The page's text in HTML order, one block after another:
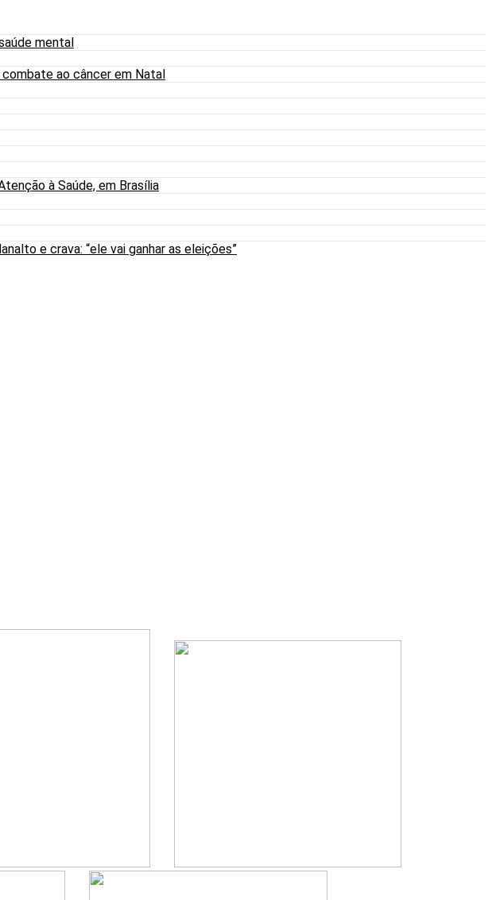
mental
combate ao câncer em Natal
à Saúde, em Brasília
e crava: “ele vai ganhar as eleições”